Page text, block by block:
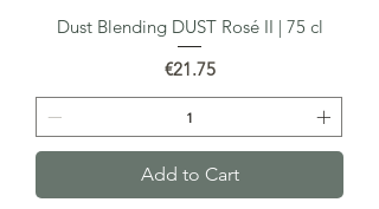
Dust Blending DUST Rosé II | 75 cl
Price
€21.75
Add to Cart